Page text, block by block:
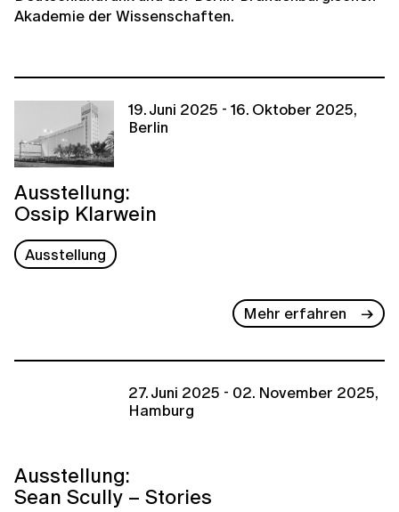
Akademie der Wissenschaften.
19. Juni 2025 - 16. Oktober 2025,
Berlin
Ausstellung:
Ossip Klarwein
Ausstellung
Mehr erfahren
27. Juni 2025 - 02. November 2025,
Hamburg
Ausstellung:
Sean Scully – Stories